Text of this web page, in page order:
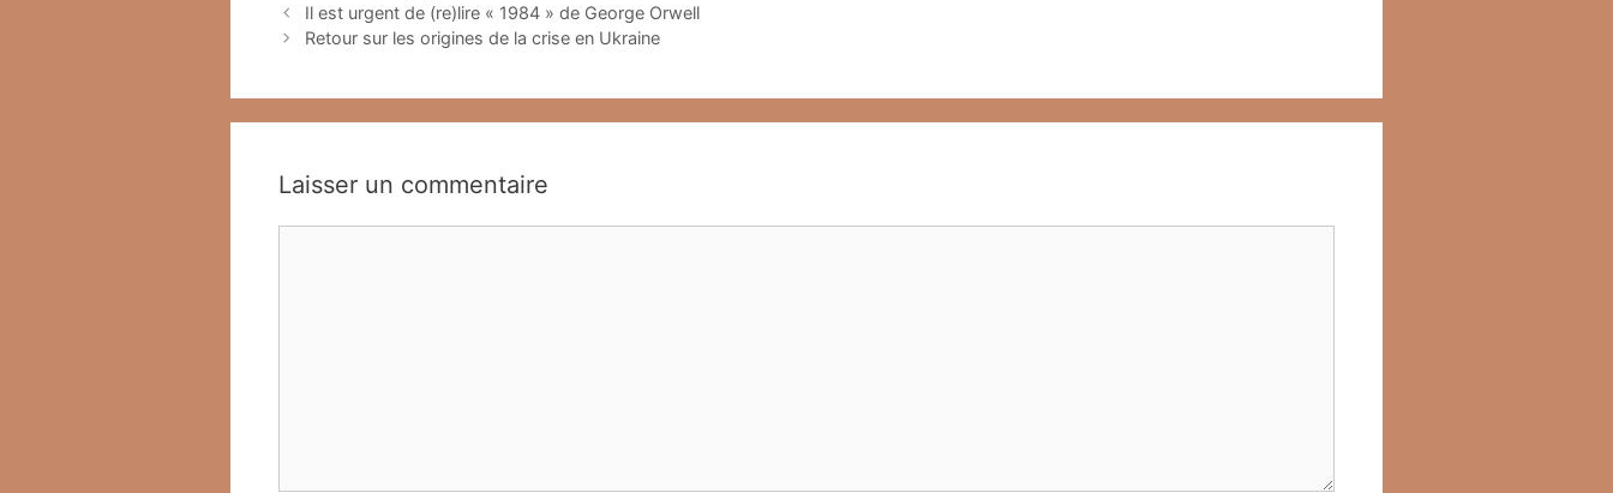
Il est urgent de (re)lire « 1984 » de George Orwell
Retour sur les origines de la crise en Ukraine
Laisser un commentaire